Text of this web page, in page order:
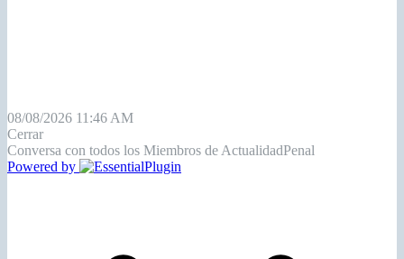
08/08/2026 11:46 AM
Cerrar
Conversa con todos los Miembros de ActualidadPenal
Powered by